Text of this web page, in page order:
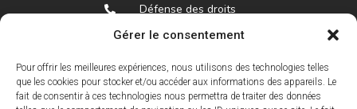
Gérer le consentement
Pour offrir les meilleures expériences, nous utilisons des technologies telles
que les cookies pour stocker et/ou accéder aux informations des appareils. Le
fait de consentir à ces technologies nous permettra de traiter des données
Défense des droits
01.40.03.90.66
federationmncp@gmail.com